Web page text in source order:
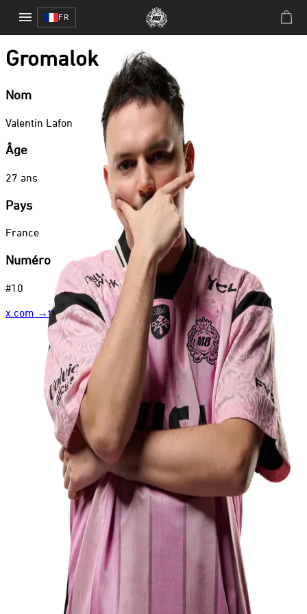
FR
Warzone/Gromalok
Warzone
Gromalok
Nom
Valentin Lafon
Âge
27 ans
Pays
France
Numéro
#10
x.com →twitch.tv→